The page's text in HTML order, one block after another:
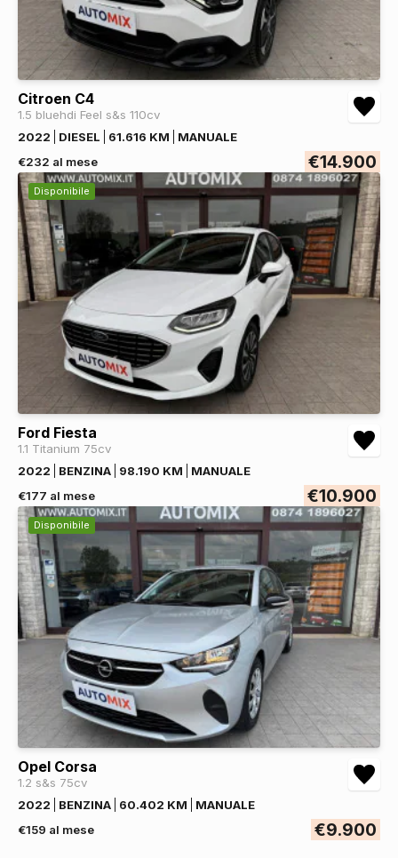
Citroen C4
1.5 bluehdi Feel s&s 110cv
2022
DIESEL 61.616 KM
MANUALE
€232 al mese
€14.900
Disponibile
Ford Fiesta
1.1 Titanium 75cv
2022
BENZINA 98.190 KM
MANUALE
€177 al mese
€10.900
Disponibile
Opel Corsa
1.2 s&s 75cv
2022
BENZINA 60.402 KM
MANUALE
€159 al mese
€9.900